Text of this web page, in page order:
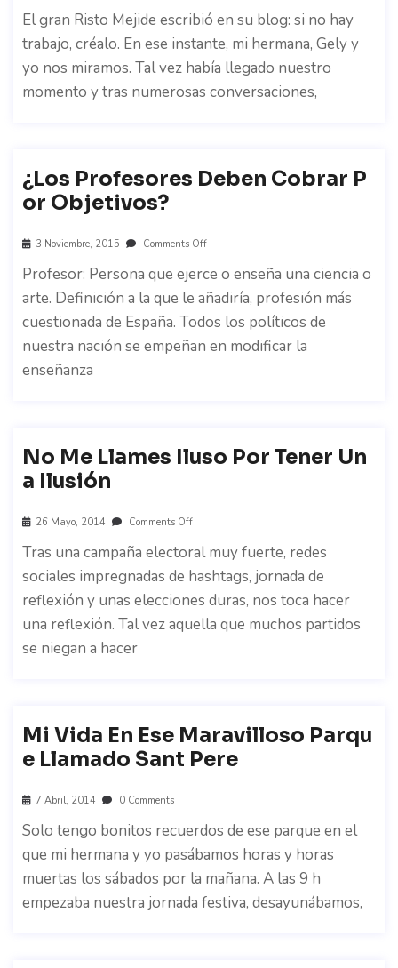
El gran Risto Mejide escribió en su blog: si no hay
trabajo, créalo. En ese instante, mi hermana, Gely y
yo nos miramos. Tal vez había llegado nuestro
momento y tras numerosas conversaciones,
¿Los Profesores Deben Cobrar P
Or Objetivos?
3 Noviembre, 2015 Comments Off
Profesor: Persona que ejerce o enseña una ciencia o
arte. Definición a la que le añadiría, profesión más
cuestionada de España. Todos los políticos de
nuestra nación se empeñan en modificar la
enseñanza
No Me Llames Iluso Por Tener Un
A Ilusión
26 Mayo, 2014 Comments Off
Tras una campaña electoral muy fuerte, redes
sociales impregnadas de hashtags, jornada de
reflexión y unas elecciones duras, nos toca hacer
una reflexión. Tal vez aquella que muchos partidos
se niegan a hacer
Mi Vida En Ese Maravilloso Parqu
E Llamado Sant Pere
7 Abril, 2014 0 Comments
Solo tengo bonitos recuerdos de ese parque en el
que mi hermana y yo pasábamos horas y horas
muertas los sábados por la mañana. A las 9 h
empezaba nuestra jornada festiva, desayunábamos,